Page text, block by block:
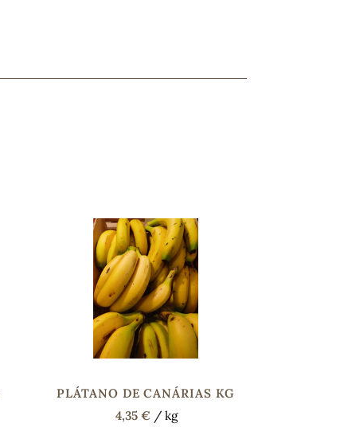
PLÁTANO DE CANÁRIAS KG
4,35 € / kg